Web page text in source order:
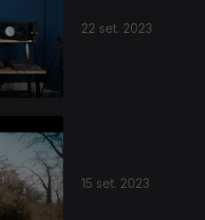
22 set. 2023
15 set. 2023